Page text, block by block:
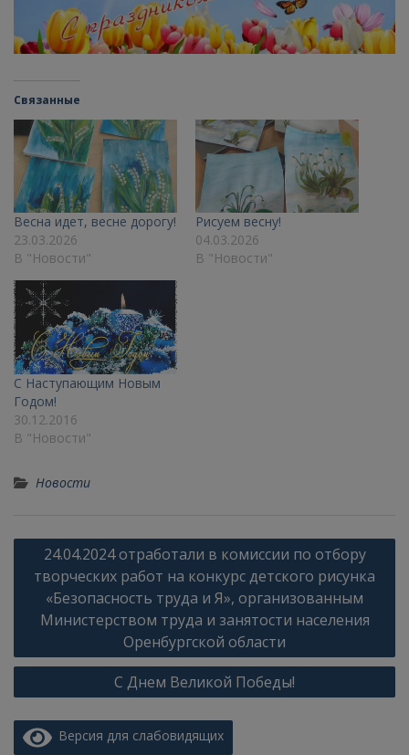
Связанные
Весна идет, весне дорогу!
23.03.2026
В "Новости"
Рисуем весну!
04.03.2026
В "Новости"
С Наступающим Новым
Годом!
30.12.2016
В "Новости"
Новости
Навигация
записям
24.04.2024 отработали в комиссии по отбору
творческих работ на конкурс детского рисунка
«Безопасность труда и Я», организованным
Министерством труда и занятости населения
Оренбургской области
С Днем Великой Победы!
Версия для слабовидящих